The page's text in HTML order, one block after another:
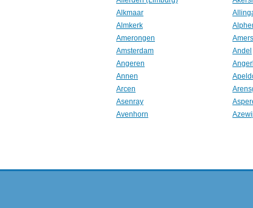
Alkmaar
Almkerk
Amerongen
Amsterdam
Andel
Angeren
Annen
Arcen
Asenray
Avenhorn